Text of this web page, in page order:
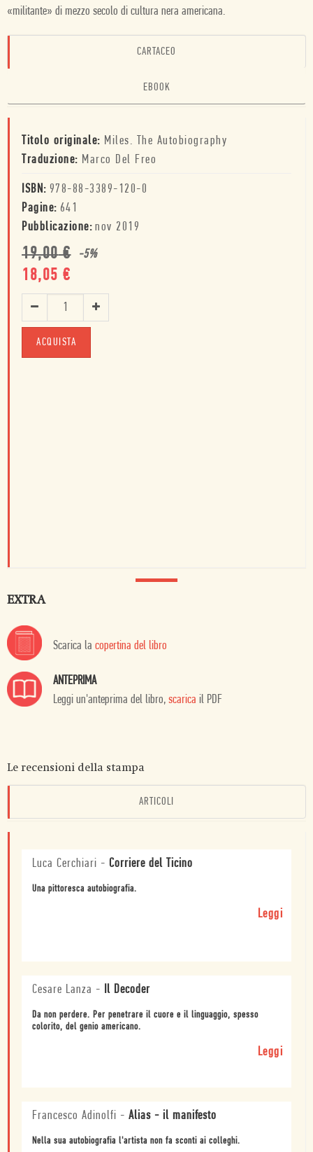
«militante» di mezzo secolo di cultura nera americana.
CARTACEO
EBOOK
Titolo originale: Miles. The Autobiography
Traduzione: Marco Del Freo
ISBN: 978-88-3389-120-0
Pagine: 641
Pubblicazione: nov 2019
19,00€ -5%
18,05 €
ACQUISTA
EXTRA
Scarica la copertina del libro
ANTEPRIMA
Leggi un'anteprima del libro, scarica il PDF
Le recensioni della stampa
ARTICOLI
Luca Cerchiari - Corriere del Ticino
Una pittoresca autobiografia.
Leggi
Cesare Lanza - Il Decoder
Da non perdere. Per penetrare il cuore e il linguaggio, spesso
colorito, del genio americano.
Leggi
Francesco Adinolfi - Alias - il manifesto
Nella sua autobiografia l'artista non fa sconti ai colleghi.